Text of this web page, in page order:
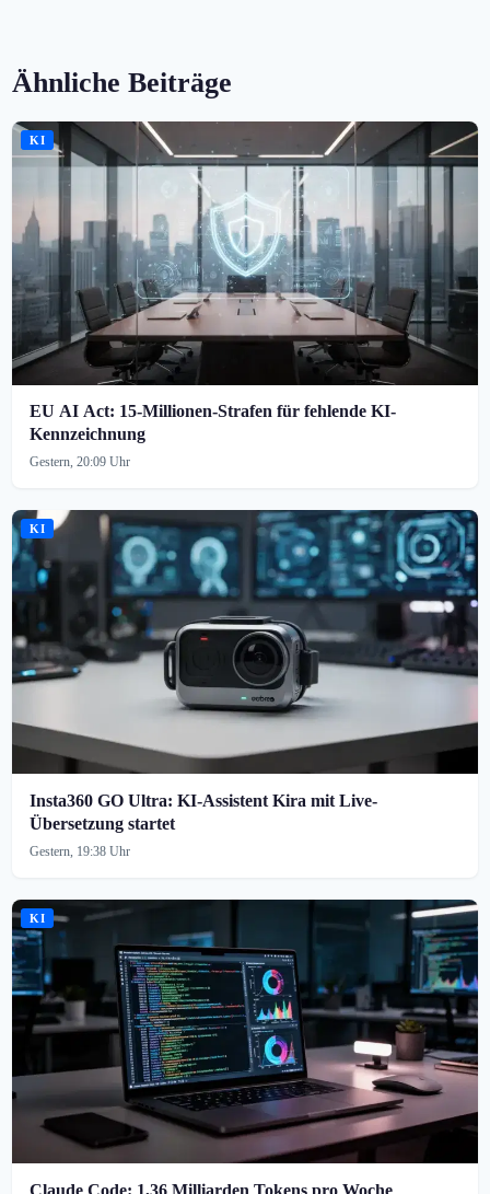
Ähnliche Beiträge
KI
EU AI Act: 15-Millionen-Strafen für fehlende KI-
Kennzeichnung
Gestern, 20:09 Uhr
KI
Insta360 GO Ultra: KI-Assistent Kira mit Live-
Übersetzung startet
Gestern, 19:38 Uhr
KI
Claude Code: 1,36 Milliarden Tokens pro Woche